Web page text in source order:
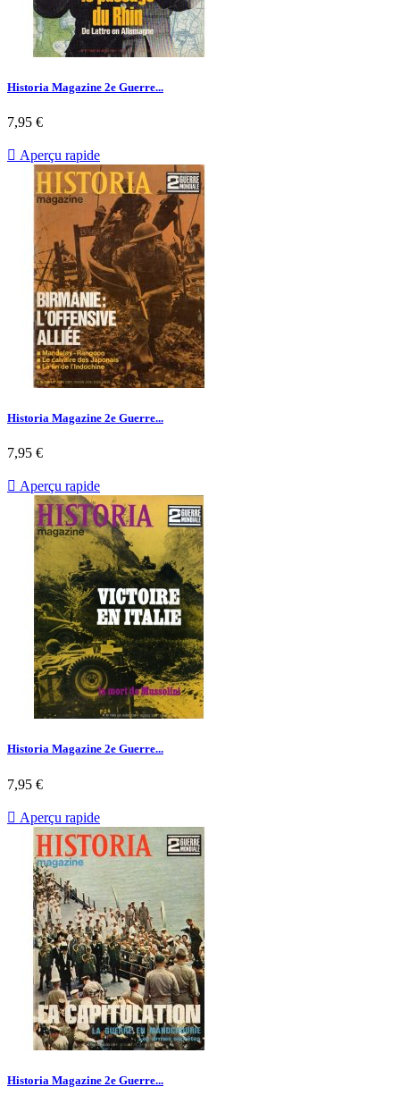
Historia Magazine 2e Guerre...
Prix
7,95 €
 Aperçu rapide
Historia Magazine 2e Guerre...
Prix
7,95 €
 Aperçu rapide
Historia Magazine 2e Guerre...
Prix
7,95 €
 Aperçu rapide
Historia Magazine 2e Guerre...